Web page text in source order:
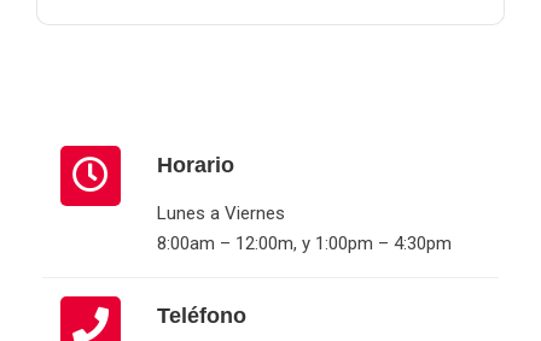
Horario
Lunes a Viernes
8:00am – 12:00m, y 1:00pm – 4:30pm
Teléfono